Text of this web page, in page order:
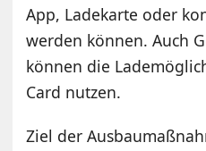
App, Ladekarte oder
werden können. Auch
können die
Card nutzen.
Ziel der